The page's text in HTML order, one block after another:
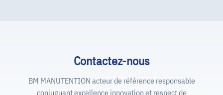
Contactez-nous
BM MANUTENTION acteur de référence responsable
conjuguant excellence innovation et respect de